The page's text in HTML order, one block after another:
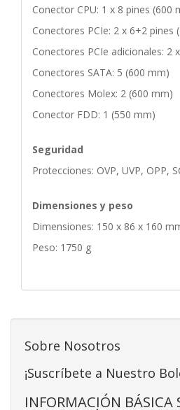
Conector CPU: 1 x 8 pines (600
Conectores PCIe: 2 x 6+2 pines
Conectores PCIe adicionales: 2
Conectores SATA: 5 (600 mm)
Conectores Molex: 2 (600 mm)
Conector FDD: 1 (550 mm)
Seguridad
Protecciones: OVP, UVP, OPP,
Dimensiones y peso
Dimensiones: 150 x 86 x 160
Peso: 1750 g
Sobre Nosotros
¡Suscríbete a Nuestro
INFORMACIÓN BÁSICA